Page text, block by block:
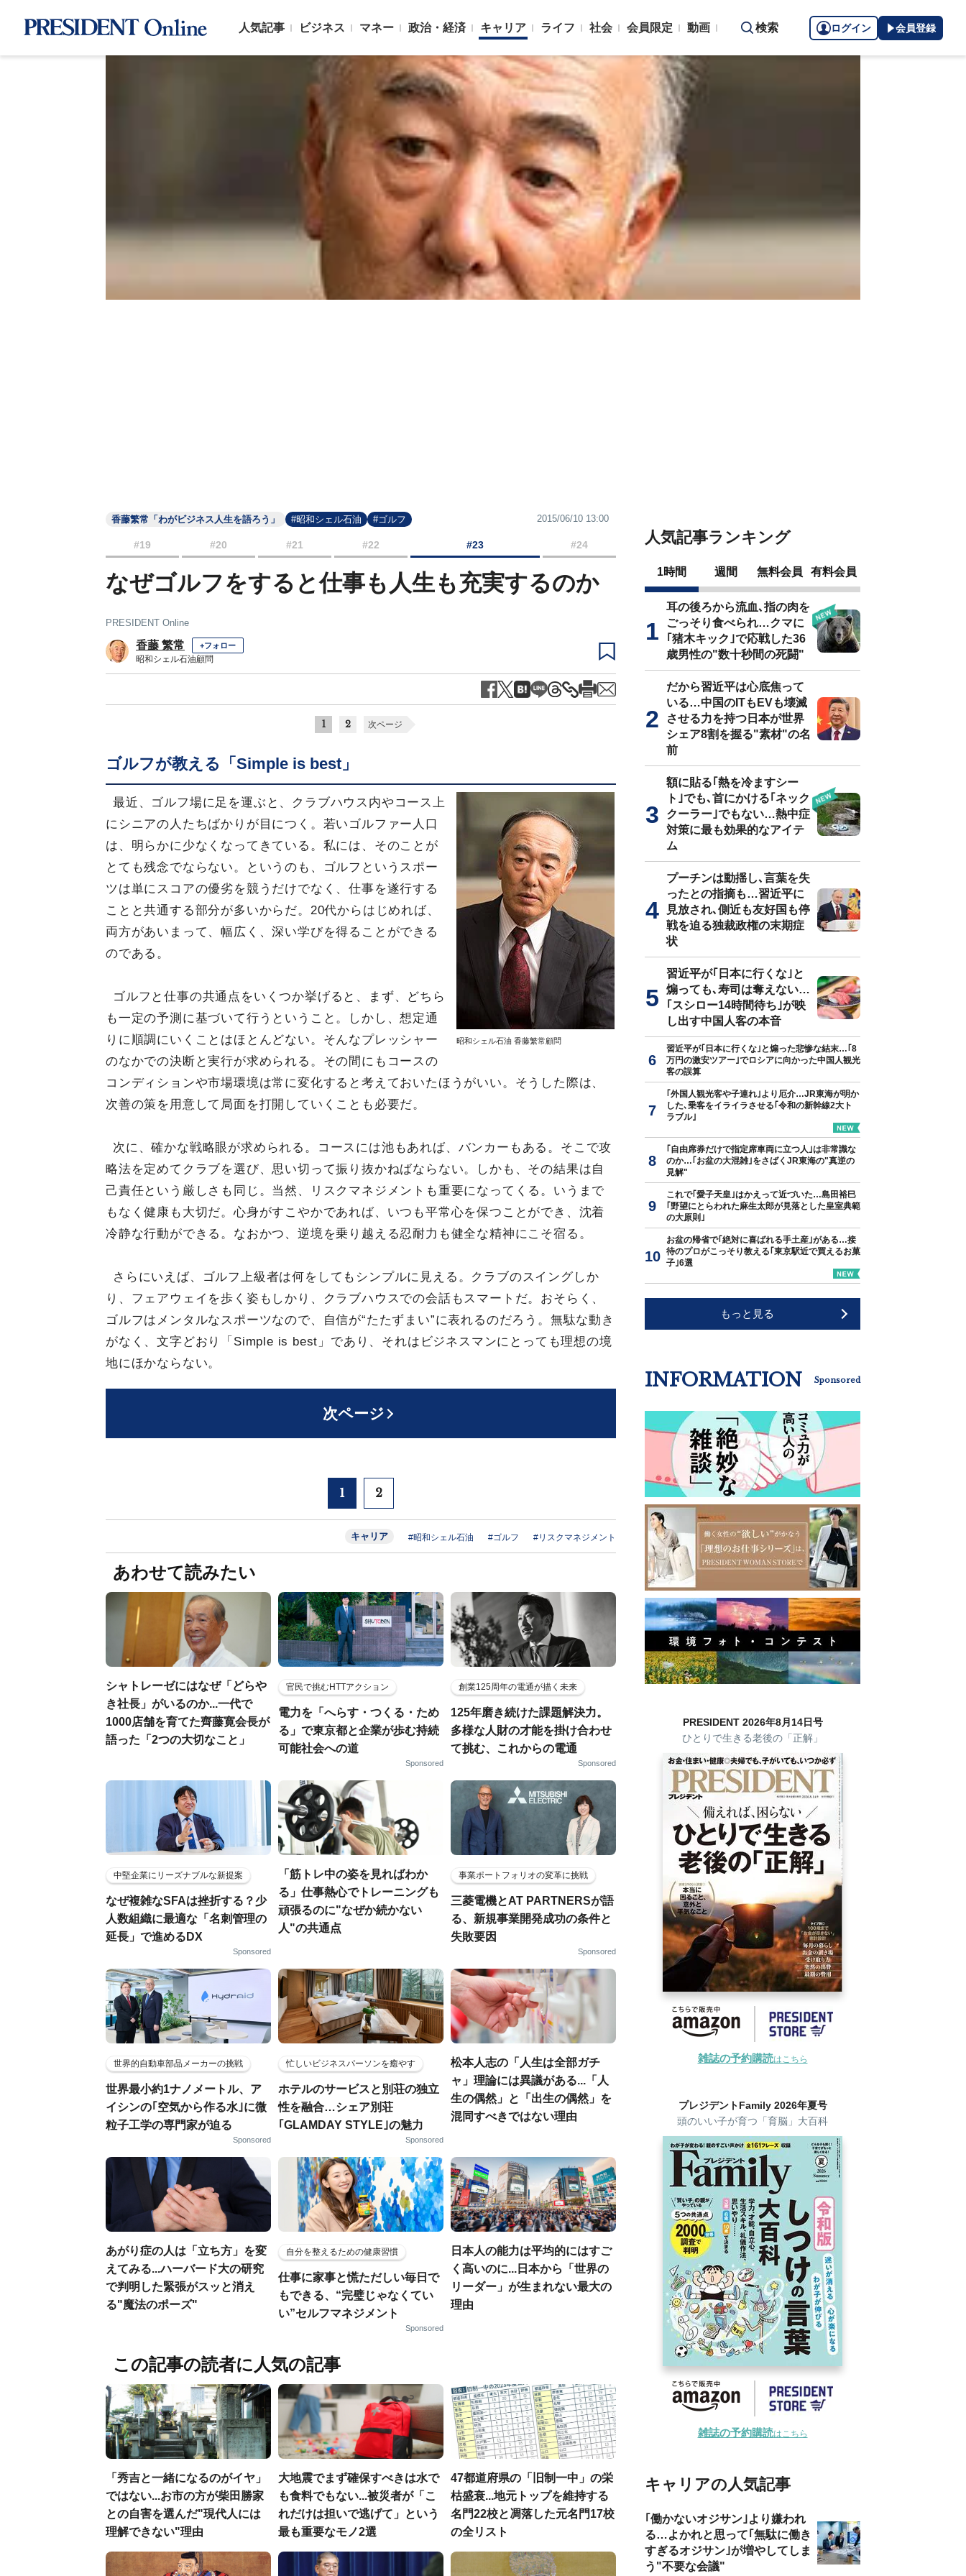
人気記事 ビジネス マネー 政治・経済 キャリア ライフ 社会 会員限定 動画 検索 ログイン 会員登録
香藤繁常「わがビジネス人生を語ろう」 #昭和シェル石油 #ゴルフ 2015/06/10 13:00
#19 #20 #21 #22 #23 #24
なぜゴルフをすると仕事も人生も充実するのか
PRESIDENT Online
香藤 繁常 +フォロー
昭和シェル石油顧問
1 2 次ページ
ゴルフが教える「Simple is best」
昭和シェル石油 香藤繁常顧問
最近、ゴルフ場に足を運ぶと、クラブハウス内やコース上
にシニアの人たちばかりが目につく。若いゴルファー人口
は、明らかに少なくなってきている。私には、そのことが
とても残念でならない。というのも、ゴルフというスポー
ツは単にスコアの優劣を競うだけでなく、仕事を遂行する
ことと共通する部分が多いからだ。20代からはじめれば、
両方があいまって、幅広く、深い学びを得ることができる
のである。
ゴルフと仕事の共通点をいくつか挙げると、まず、どちら
も一定の予測に基づいて行うということ。しかし、想定通
りに順調にいくことはほとんどない。そんなプレッシャー
のなかでの決断と実行が求められる。その間にもコースの
コンディションや市場環境は常に変化すると考えておいたほうがいい。そうした際は、
次善の策を用意して局面を打開していくことも必要だ。
次に、確かな戦略眼が求められる。コースには池もあれば、バンカーもある。そこで攻
略法を定めてクラブを選び、思い切って振り抜かねばならない。しかも、その結果は自
己責任という厳しさも同じ。当然、リスクマネジメントも重要になってくる。いうまで
もなく健康も大切だ。心身がすこやかであれば、いつも平常心を保つことができ、沈着
冷静な行動ができる。なおかつ、逆境を乗り越える忍耐力も健全な精神にこそ宿る。
さらにいえば、ゴルフ上級者は何をしてもシンプルに見える。クラブのスイングしか
り、フェアウェイを歩く姿もしかり、クラブハウスでの会話もスマートだ。おそらく、
ゴルフはメンタルなスポーツなので、自信が“たたずまい”に表れるのだろう。無駄な動き
がなく、文字どおり「Simple is best」であり、それはビジネスマンにとっても理想の境
地にほかならない。
次ページ
1 2
キャリア #昭和シェル石油 #ゴルフ #リスクマネジメント
あわせて読みたい
シャトレーゼにはなぜ「どらや
き社長」がいるのか...一代で
1000店舗を育てた齊藤寛会長が
語った「2つの大切なこと」
官民で挑むHTTアクション
電力を「へらす・つくる・ため
る」で東京都と企業が歩む持続
可能社会への道
Sponsored
創業125周年の電通が描く未来
125年磨き続けた課題解決力。
多様な人財の才能を掛け合わせ
て挑む、これからの電通
Sponsored
中堅企業にリーズナブルな新提案
なぜ複雑なSFAは挫折する？少
人数組織に最適な「名刺管理の
延長」で進めるDX
Sponsored
「筋トレ中の姿を見ればわか
る」仕事熱心でトレーニングも
頑張るのに"なぜか続かない
人"の共通点
事業ポートフォリオの変革に挑戦
三菱電機とAT PARTNERSが語
る、新規事業開発成功の条件と
失敗要因
Sponsored
世界的自動車部品メーカーの挑戦
世界最小約1ナノメートル、ア
イシンの｢空気から作る水｣に微
粒子工学の専門家が迫る
Sponsored
忙しいビジネスパーソンを癒やす
ホテルのサービスと別荘の独立
性を融合…シェア別荘
｢GLAMDAY STYLE｣の魅力
Sponsored
松本人志の「人生は全部ガチ
ャ」理論には異議がある...「人
生の偶然」と「出生の偶然」を
混同すべきではない理由
あがり症の人は「立ち方」を変
えてみる...ハーバード大の研究
で判明した緊張がスッと消え
る"魔法のポーズ"
自分を整えるための健康習慣
仕事に家事と慌ただしい毎日で
もできる、“完璧じゃなくてい
い”セルフマネジメント
Sponsored
日本人の能力は平均的にはすご
く高いのに...日本から「世界の
リーダー」が生まれない最大の
理由
この記事の読者に人気の記事
「秀吉と一緒になるのがイヤ」
ではない...お市の方が柴田勝家
との自害を選んだ"現代人には
理解できない"理由
大地震でまず確保すべきは水で
も食料でもない...被災者が「こ
れだけは担いで逃げて」という
最も重要なモノ2選
47都道府県の「旧制一中」の栄
枯盛衰...地元トップを維持する
名門22校と凋落した元名門17校
の全リスト
人気記事ランキング
1時間 週間 無料会員 有料会員
耳の後ろから流血､指の肉を
ごっそり食べられ…クマに
｢猪木キック｣で応戦した36
歳男性の"数十秒間の死闘"
だから習近平は心底焦って
いる…中国のITもEVも壊滅
させる力を持つ日本が世界
シェア8割を握る"素材"の名
前
額に貼る｢熱を冷ますシー
ト｣でも､首にかける｢ネック
クーラー｣でもない…熱中症
対策に最も効果的なアイテ
ム
プーチンは動揺し､言葉を失
ったとの指摘も…習近平に
見放され､側近も友好国も停
戦を迫る独裁政権の末期症
状
習近平が｢日本に行くな｣と
煽っても､寿司は奪えない…
｢スシロー14時間待ち｣が映
し出す中国人客の本音
習近平が｢日本に行くな｣と煽った悲惨な結末…｢8
万円の激安ツアー｣でロシアに向かった中国人観光
客の誤算
｢外国人観光客や子連れ｣より厄介…JR東海が明か
した､乗客をイライラさせる｢令和の新幹線2大ト
ラブル｣
｢自由席券だけで指定席車両に立つ人｣は非常識な
のか…｢お盆の大混雑｣をさばくJR東海の"真逆の
見解"
これで｢愛子天皇｣はかえって近づいた…島田裕巳
｢野望にとらわれた麻生太郎が見落とした皇室典範
の大原則｣
お盆の帰省で｢絶対に喜ばれる手土産｣がある…接
待のプロがこっそり教える｢東京駅近で買えるお菓
子｣6選
もっと見る
INFORMATION Sponsored
PRESIDENT 2026年8月14日号
ひとりで生きる老後の「正解」
雑誌の予約購読はこちら
プレジデントFamily 2026年夏号
頭のいい子が育つ「育脳」大百科
雑誌の予約購読はこちら
キャリアの人気記事
｢働かないオジサン｣より嫌われ
る…よかれと思って｢無駄に働き
すぎるオジサン｣が増やしてしま
う"不要な会議"